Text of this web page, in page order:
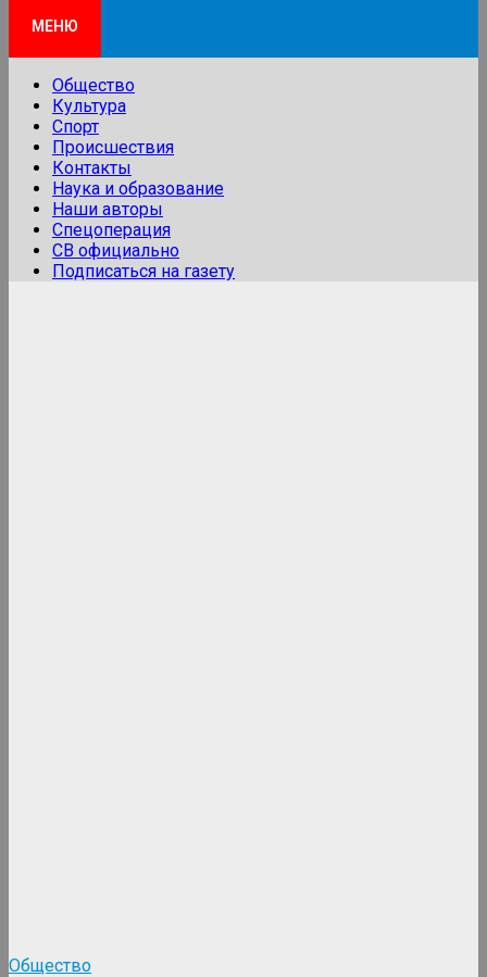
МЕНЮ
Общество
Культура
Спорт
Происшествия
Контакты
Наука и образование
Наши авторы
Спецоперация
СВ официально
Подписаться на газету
Общество